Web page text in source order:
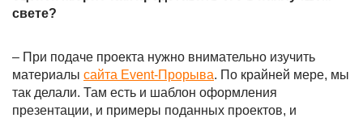
свете?
– При подаче проекта нужно внимательно изучить
материалы сайта Event-Прорыва. По крайней мере, мы
так делали. Там есть и шаблон оформления
презентации, и примеры поданных проектов, и